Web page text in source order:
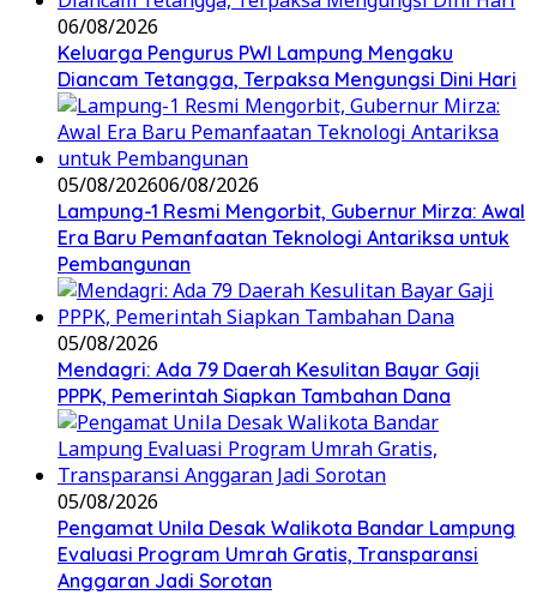
06/08/2026
Keluarga Pengurus PWI Lampung Mengaku
Diancam Tetangga, Terpaksa Mengungsi Dini Hari
05/08/202606/08/2026
Lampung-1 Resmi Mengorbit, Gubernur Mirza: Awal
Era Baru Pemanfaatan Teknologi Antariksa untuk
Pembangunan
05/08/2026
Mendagri: Ada 79 Daerah Kesulitan Bayar Gaji
PPPK, Pemerintah Siapkan Tambahan Dana
05/08/2026
Pengamat Unila Desak Walikota Bandar Lampung
Evaluasi Program Umrah Gratis, Transparansi
Anggaran Jadi Sorotan